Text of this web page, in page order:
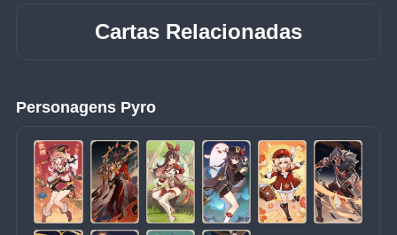
Cartas Relacionadas
Personagens Pyro